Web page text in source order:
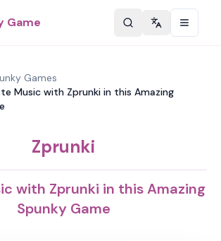
Game Change
Games
Music with Zprunki in this Amazing
Zprunki
with Zprunki in this Amazing
Spunky Game